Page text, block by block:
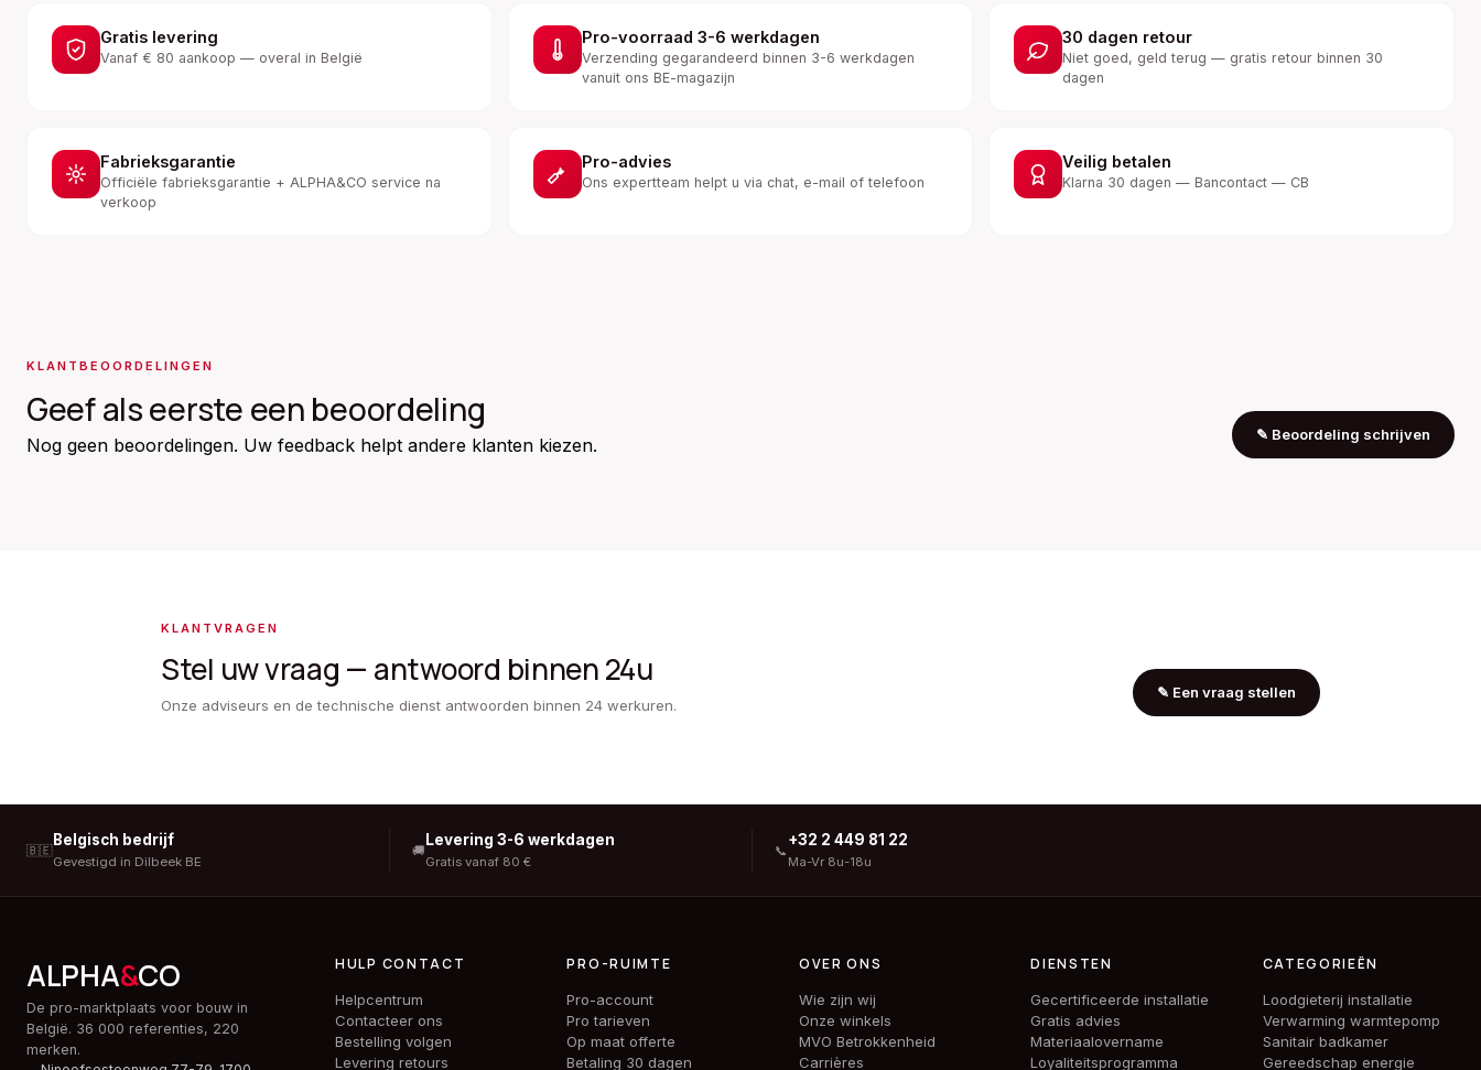
Gratis levering
Vanaf € 80 aankoop — overal in België
Pro-voorraad 3-6 werkdagen
Verzending gegarandeerd binnen 3-6 werkdagen
vanuit ons BE-magazijn
30 dagen retour
Niet goed, geld terug — gratis retour binnen 30
dagen
Fabrieksgarantie
Officiële fabrieksgarantie + ALPHA&CO service na
verkoop
Pro-advies
Ons expertteam helpt u via chat, e-mail of telefoon
Veilig betalen
Klarna 30 dagen — Bancontact — CB
KLANTBEOORDELINGEN
Geef als eerste een beoordeling
Nog geen beoordelingen. Uw feedback helpt andere klanten kiezen. ✎ Beoordeling schrijven
KLANTVRAGEN
Stel uw vraag — antwoord binnen 24u
Onze adviseurs en de technische dienst antwoorden binnen 24 werkuren.
✎ Een vraag stellen
🇧🇪
Belgisch bedrijf
Gevestigd in Dilbeek BE
🚚
Levering 3-6 werkdagen
Gratis vanaf 80 €
📞
+32 2 449 81 22
Ma-Vr 8u-18u
ALPHA&CO
De pro-marktplaats voor bouw in
België. 36 000 referenties, 220
merken.
HULP CONTACT
Helpcentrum
Contacteer ons
Bestelling volgen
Levering retours
PRO-RUIMTE
Pro-account
Pro tarieven
Op maat offerte
Betaling 30 dagen
OVER ONS
Wie zijn wij
Onze winkels
MVO Betrokkenheid
Carrières
DIENSTEN
Gecertificeerde installatie
Gratis advies
Materiaalovername
Loyaliteitsprogramma
CATEGORIEËN
Loodgieterij installatie
Verwarming warmtepomp
Sanitair badkamer
Gereedschap energie